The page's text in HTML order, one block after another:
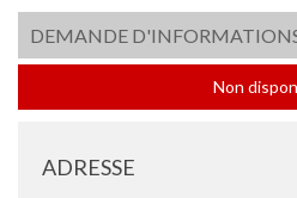
DEMANDE
Non
ADRESSE